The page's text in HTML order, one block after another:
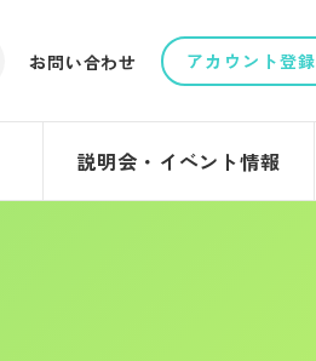
お問い合わせ アカウント登録
説明会・イベント情報